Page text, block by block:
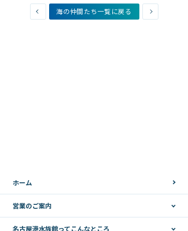
海の仲間たち一覧に戻る
ホーム
営業のご案内
名古屋港水族館ってこんなところ